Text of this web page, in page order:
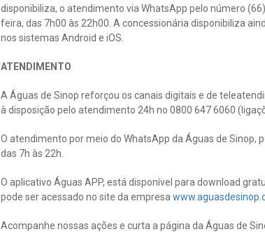
disponibiliza, o atendimento via WhatsApp pelo número
feira, das 7h00 às 22h00. A concessionária disponibiliza
nos sistemas Android e iOS.
ATENDIMENTO
A Águas de Sinop reforçou os canais digitais e de
à disposição pelo atendimento 24h no 0800 647 6060
O atendimento por meio do WhatsApp da Águas de
das 7h às 22h.
O aplicativo Águas APP, está disponível para download
pode ser acessado no site da empresa
Acompanhe nossas ações e curta a página da Águas de